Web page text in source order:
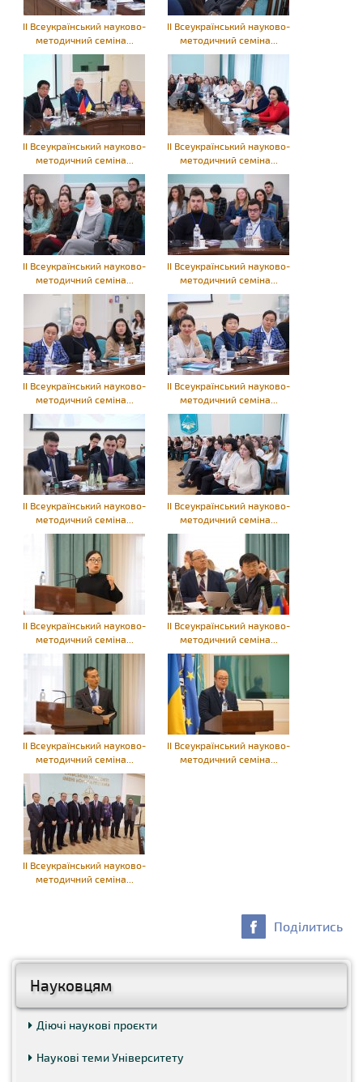
Науковцям
Діючі наукові проєкти
Наукові теми Університету
ІІ Всеукраїнський науково-
методичний семіна...
ІІ Всеукраїнський науково-
методичний семіна...
ІІ Всеукраїнський науково-
методичний семіна...
ІІ Всеукраїнський науково-
методичний семіна...
ІІ Всеукраїнський науково-
методичний семіна...
ІІ Всеукраїнський науково-
методичний семіна...
ІІ Всеукраїнський науково-
методичний семіна...
ІІ Всеукраїнський науково-
методичний семіна...
ІІ Всеукраїнський науково-
методичний семіна...
ІІ Всеукраїнський науково-
методичний семіна...
ІІ Всеукраїнський науково-
методичний семіна...
ІІ Всеукраїнський науково-
методичний семіна...
ІІ Всеукраїнський науково-
методичний семіна...
ІІ Всеукраїнський науково-
методичний семіна...
ІІ Всеукраїнський науково-
методичний семіна...
Поділитись